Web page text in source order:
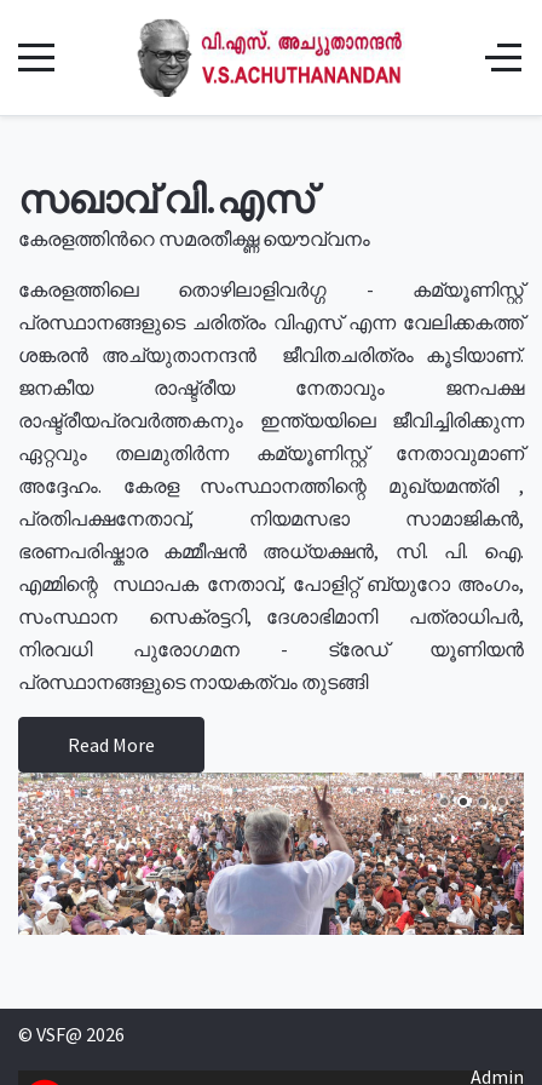
സഖാവ് വി.എസ്
കേരളത്തിൻറെ സമരതീക്ഷ്ണ യൌവ്വനം
കേരളത്തിലെ തൊഴിലാളിവർഗ്ഗ - കമ്യൂണിസ്റ്റ്
പ്രസ്ഥാനങ്ങളുടെ ചരിത്രം വിഎസ് എന്ന വേലിക്കകത്ത്
ശങ്കരൻ അച്യുതാനന്ദൻ ജീവിതചരിത്രം കൂടിയാണ്.
ജനകീയ രാഷ്ട്രീയ നേതാവും ജനപക്ഷ
രാഷ്ട്രീയപ്രവർത്തകനും ഇന്ത്യയിലെ ജീവിച്ചിരിക്കുന്ന
ഏറ്റവും തലമുതിർന്ന കമ്യൂണിസ്റ്റ് നേതാവുമാണ്
അദ്ദേഹം. കേരള സംസ്ഥാനത്തിന്റെ മുഖ്യമന്ത്രി ,
പ്രതിപക്ഷനേതാവ്, നിയമസഭാ സാമാജികൻ,
ഭരണപരിഷ്കാര കമ്മീഷൻ അധ്യക്ഷൻ, സി. പി. ഐ.
എമ്മിന്റെ സഥാപക നേതാവ്, പോളിറ്റ് ബ്യുറോ അംഗം,
സംസ്ഥാന സെക്രട്ടറി, ദേശാഭിമാനി പത്രാധിപർ,
നിരവധി പുരോഗമന - ട്രേഡ് യൂണിയൻ
പ്രസ്ഥാനങ്ങളുടെ നായകത്വം തുടങ്ങി
Read More
© VSF@ 2026
Admin